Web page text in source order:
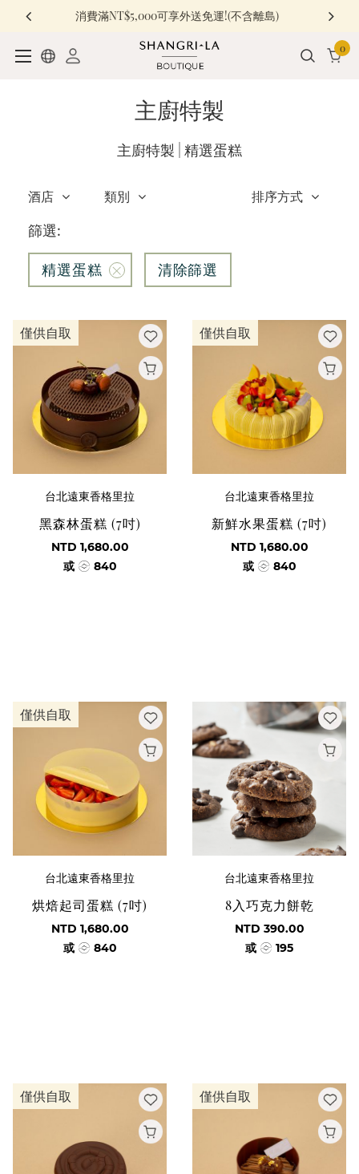
消費滿NT$5,000可享外送免運!(不含離島)
0
主廚特製
主廚特製 精選蛋糕
酒店 類別 排序方式
篩選:
精選蛋糕 清除篩選
僅供自取
台北遠東香格里拉
黑森林蛋糕 (7吋)
NTD 1,680.00
或
840
僅供自取
台北遠東香格里拉
新鮮水果蛋糕 (7吋)
NTD 1,680.00
或
840
僅供自取
台北遠東香格里拉
烘焙起司蛋糕 (7吋)
NTD 1,680.00
或
840
台北遠東香格里拉
8入巧克力餅乾
NTD 390.00
或
195
僅供自取 僅供自取